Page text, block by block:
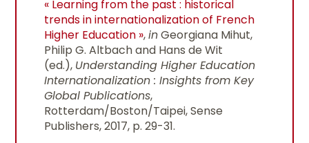
« Learning from the past : historical
trends in internationalization of French
Higher Education »,inGeorgiana Mihut,
Philip G. Altbach and Hans de Wit
(ed.), Understanding Higher Education
Internationalization : Insights from Key
Global Publications,
Rotterdam/Boston/Taipei, Sense
Publishers, 2017, p. 29-31.